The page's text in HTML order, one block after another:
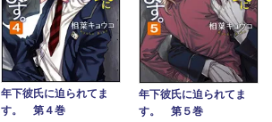
年下彼氏に迫られてま
す。 第４巻
年下彼氏に迫られてま
す。 第５巻